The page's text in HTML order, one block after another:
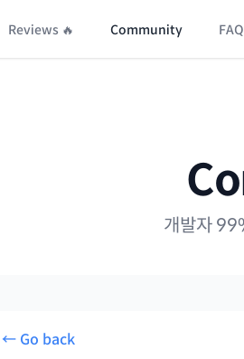
Reviews 🔥 Community FAQ
개발자
← Go back